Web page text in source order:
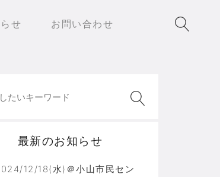
せ お問い合わせ
最新のお知らせ
12/18(水)＠小山市民セン